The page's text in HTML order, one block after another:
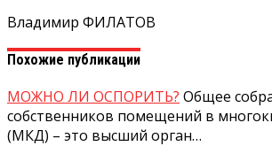
Владимир ФИЛАТОВ
Похожие публикации
МОЖНО ЛИ ОСПОРИТЬ? Общее
собственников помещений в
(МКД) – это высший орган…